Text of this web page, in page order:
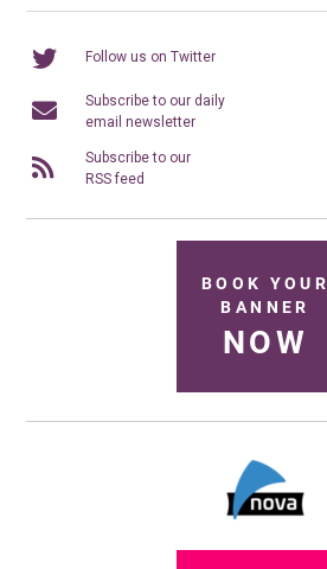
Follow us on Twitter
Subscribe to our daily
email newsletter
Subscribe to our
RSS feed
BOOK YOUR
BANNER
NOW